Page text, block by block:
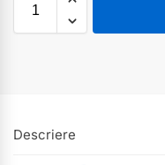
Descriere